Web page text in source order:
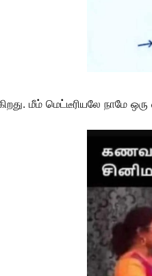
மீம் மெட்டீரியலே நாமே